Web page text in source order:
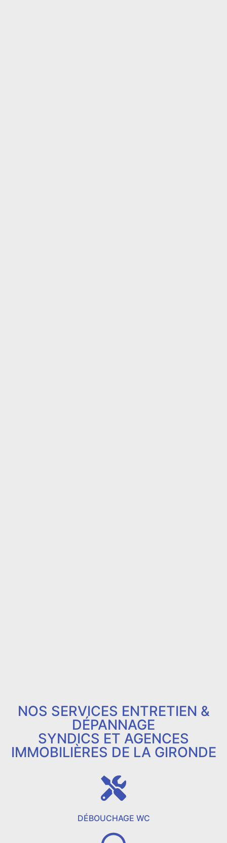
NOS SERVICES ENTRETIEN &
DÉPANNAGE
SYNDICS ET AGENCES
IMMOBILIÈRES DE LA GIRONDE
DÉBOUCHAGE WC